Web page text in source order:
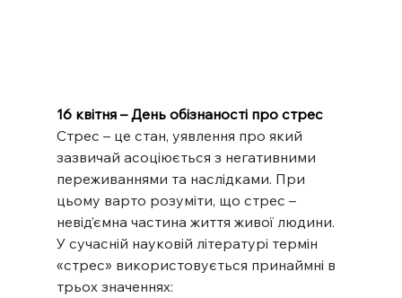
16 квітня – День обізнаності про стрес
Стрес – це стан, уявлення про який
зазвичай асоціюється з негативними
переживаннями та наслідками. При
цьому варто розуміти, що стрес –
невід’ємна частина життя живої людини.
У сучасній науковій літературі термін
«стрес» використовується принаймні в
трьох значеннях: